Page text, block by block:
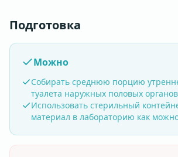
Подготовка
Можно
Собирать среднюю порцию
туалета наружных половых органов
Использовать стерильный
материал в лабораторию как